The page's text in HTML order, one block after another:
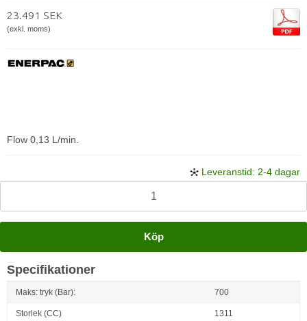
23.491 SEK
(exkl. moms)
Flow 0,13 L/min.
Leveranstid: 2-4 dagar
Köp
Specifikationer
Maks: tryk (Bar): 700
Storlek (CC) 1311